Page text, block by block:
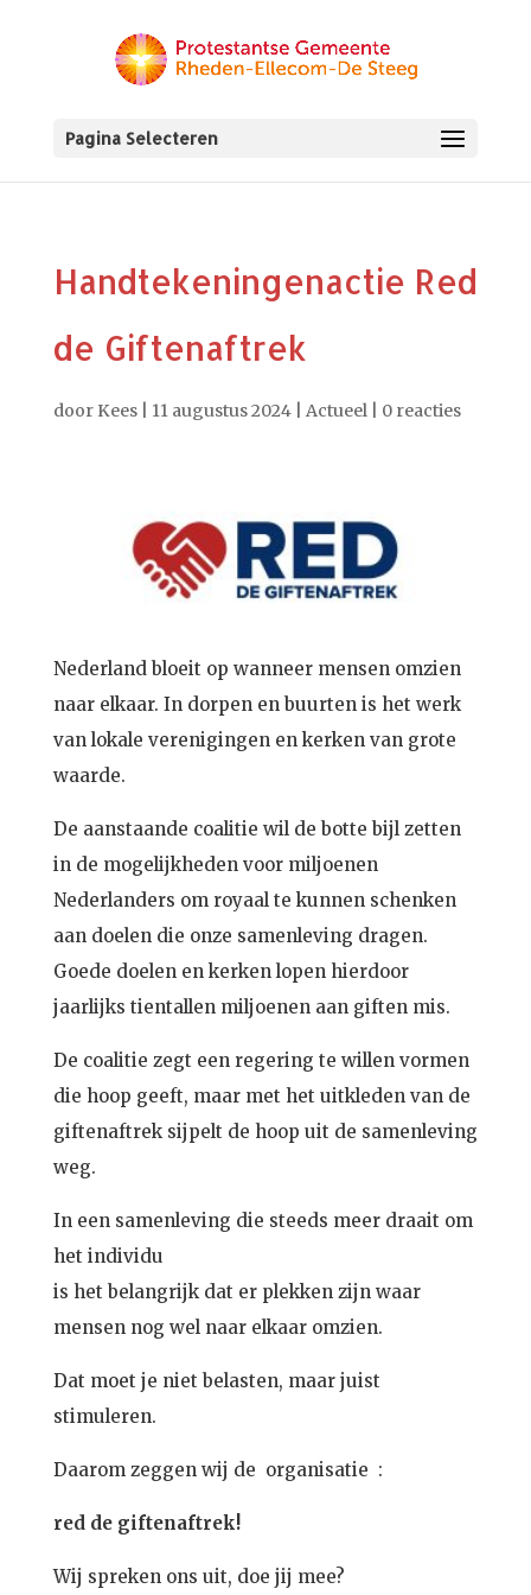
Pagina Selecteren
Handtekeningenactie Red
de Giftenaftrek
door Kees| 11 augustus 2024| Actueel| 0 reacties
Nederland bloeit op wanneer mensen omzien
naar elkaar. In dorpen en buurten is het werk
van lokale verenigingen en kerken van grote
waarde.
De aanstaande coalitie wil de botte bijl zetten
in de mogelijkheden voor miljoenen
Nederlanders om royaal te kunnen schenken
aan doelen die onze samenleving dragen.
Goede doelen en kerken lopen hierdoor
jaarlijks tientallen miljoenen aan giften mis.
De coalitie zegt een regering te willen vormen
die hoop geeft, maar met het uitkleden van de
giftenaftrek sijpelt de hoop uit de samenleving
weg.
In een samenleving die steeds meer draait om
het individu
is het belangrijk dat er plekken zijn waar
mensen nog wel naar elkaar omzien.
Dat moet je niet belasten, maar juist
stimuleren.
Daarom zeggen wij de organisatie :
red de giftenaftrek!
Wij spreken ons uit, doe jij mee?